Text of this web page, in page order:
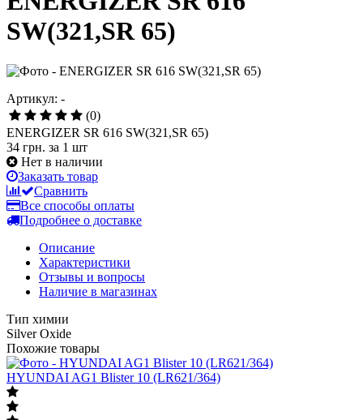
SW(321,SR 65)
Артикул: -
(0)
ENERGIZER SR 616 SW(321,SR 65)
34 грн. за 1 шт
Нет в наличии
Заказать товар
Сравнить
Все способы оплаты
Подробнее о доставке
Описание
Характеристики
Отзывы и вопросы
Наличие в магазинах
Тип химии
Silver Oxide
Похожие товары
HYUNDAI AG1 Blister 10 (LR621/364)